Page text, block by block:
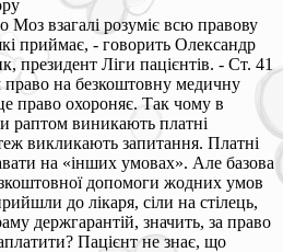
Моз взагалі розуміє всю правову
приймає, - говорить Олександр
президент Ліги пацієнтів. - Ст. 41
на безкоштовну медичну
право охороняє. Так чому в
раптом виникають платні
викликають запитання. Платні
на «інших умовах». Але базова
допомоги жодних умов
до лікаря, сіли на стілець,
держгарантій, значить, за право
Пацієнт не знає, що